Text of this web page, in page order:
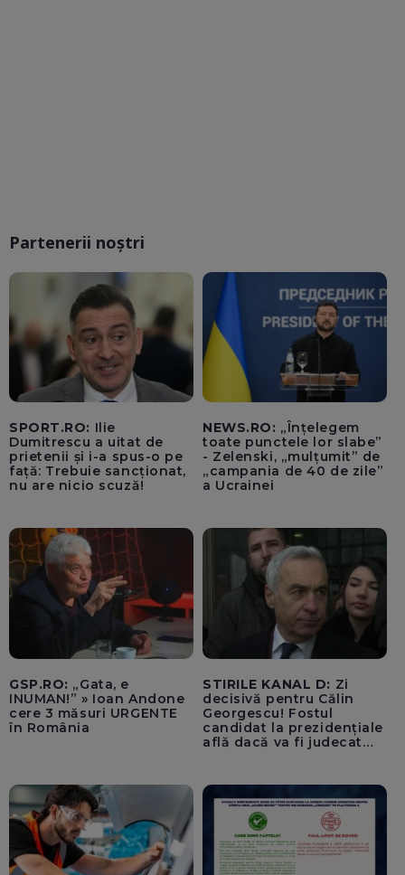
Partenerii noștri
SPORT.RO: Ilie
Dumitrescu a uitat de
prietenii și i-a spus-o pe
față: Trebuie sancționat,
nu are nicio scuză!
NEWS.RO: „Înțelegem
toate punctele lor slabe”
- Zelenski, „mulțumit” de
„campania de 40 de zile”
a Ucrainei
GSP.RO: „Gata, e
INUMAN!” » Ioan Andone
cere 3 măsuri URGENTE
în România
STIRILE KANAL D: Zi
decisivă pentru Călin
Georgescu! Fostul
candidat la prezidențiale
află dacă va fi judecat